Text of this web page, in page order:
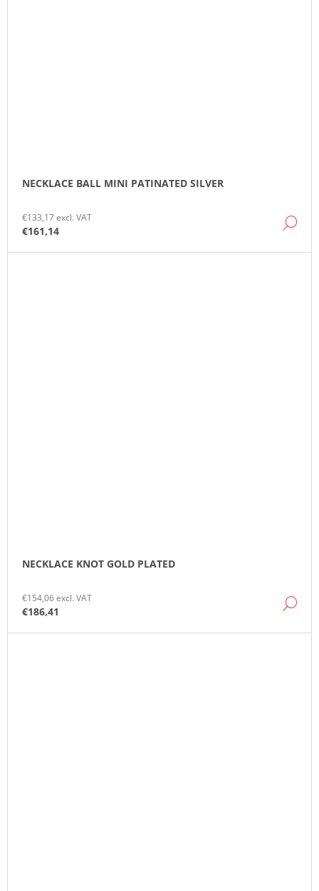
NECKLACE BALL MINI PATINATED SILVER
€133,17 excl. VAT
€161,14
NECKLACE KNOT GOLD PLATED
€154,06 excl. VAT
€186,41